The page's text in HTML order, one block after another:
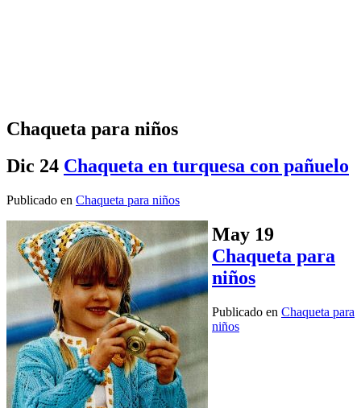
Chaqueta para niños
Dic 24 Chaqueta en turquesa con pañuelo
Publicado en Chaqueta para niños
May 19
Chaqueta para
niños
Publicado en Chaqueta para
niños